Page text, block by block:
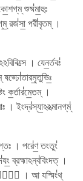
শুষ্ম॑মা॒হুঃ
রজ॑সা॒ পরী॑বৃতম্ ।
। যেন॒র্তবঃ॑
ক॒র্তার॑মে॒তম্ ।
। ইংদ্র॑স্যা॒ঽঽত্মানগ্​ম্॑
। পরে॑ণ॒ তংতুং॑
ব্রহ্মাঽন্ব॑বিংদত্ ।
মধ্যে᳚ । আ যস্মিং॑থ্​